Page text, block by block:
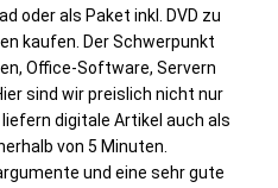
oder als Paket inkl. DVD zu
kaufen. Der Schwerpunkt
Office-Software, Servern
sind wir preislich nicht nur
digitale Artikel auch als
von 5 Minuten.
und eine sehr gute